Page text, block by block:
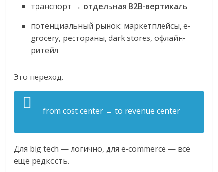
транспорт → отдельная B2B-вертикаль
потенциальный рынок: маркетплейсы, e-
grocery, рестораны, dark stores, офлайн-
ритейл
Это переход:
from cost center → to revenue center
Для big tech — логично, для e-commerce — всё
ещё редкость.